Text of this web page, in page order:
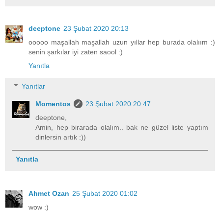
deeptone 23 Şubat 2020 20:13
ooooo maşallah maşallah uzun yıllar hep burada olalıım :)
senin şarkılar iyi zaten saool :)
Yanıtla
Yanıtlar
Momentos
23 Şubat 2020 20:47
deeptone,
Amin, hep birarada olalım.. bak ne güzel liste yaptım
dinlersin artık :))
Yanıtla
Ahmet Ozan 25 Şubat 2020 01:02
wow :)